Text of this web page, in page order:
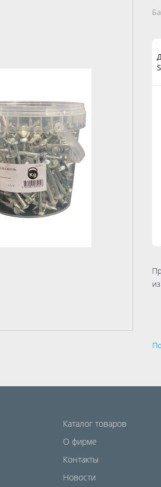
Каталог товаров
О фирме
Контакты
Новости